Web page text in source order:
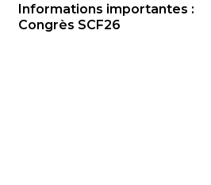
Informations importantes :
Congrès SCF26